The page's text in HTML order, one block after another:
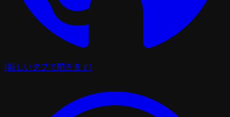
(新しいタブで開きます)